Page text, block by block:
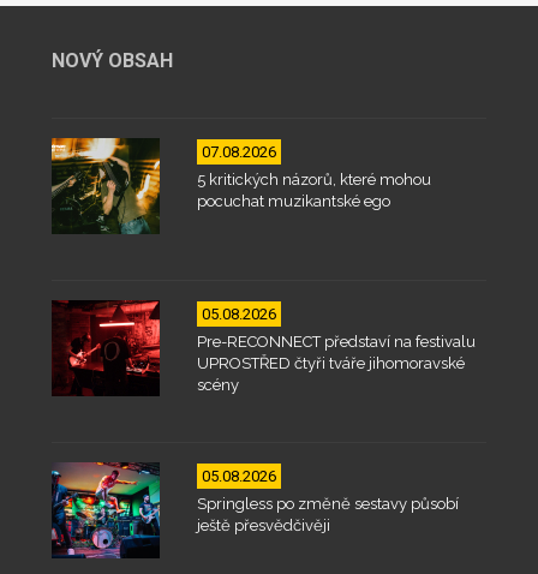
NOVÝ OBSAH
07.08.2026
5 kritických názorů, které mohou
pocuchat muzikantské ego
05.08.2026
Pre-RECONNECT představí na festivalu
UPROSTŘED čtyři tváře jihomoravské
scény
05.08.2026
Springless po změně sestavy působí
ještě přesvědčivěji